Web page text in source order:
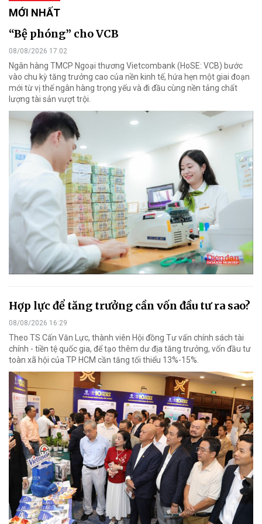
MỚI NHẤT
“Bệ phóng” cho VCB
08/08/2026 17:02
Ngân hàng TMCP Ngoại thương Vietcombank (HoSE: VCB) bước
vào chu kỳ tăng trưởng cao của nền kinh tế, hứa hẹn một giai đoạn
mới từ vị thế ngân hàng trọng yếu và đi đầu cùng nền tảng chất
lượng tài sản vượt trội.
Hợp lực để tăng trưởng cần vốn đầu tư ra sao?
08/08/2026 16:29
Theo TS Cấn Văn Lực, thành viên Hội đồng Tư vấn chính sách tài
chính - tiền tệ quốc gia, để tạo thêm dư địa tăng trưởng, vốn đầu tư
toàn xã hội của TP HCM cần tăng tối thiểu 13%-15%.